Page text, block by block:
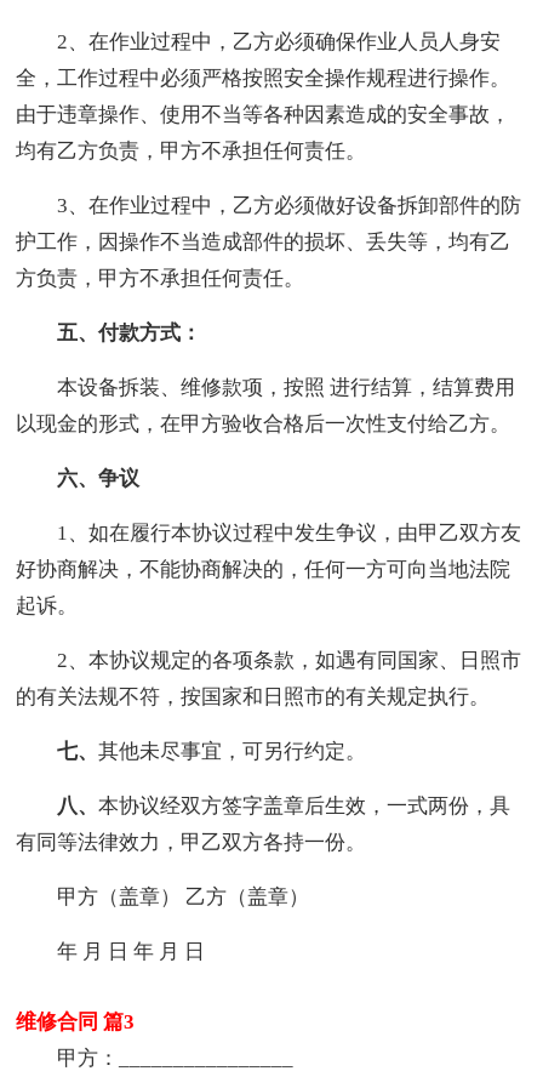
2、在作业过程中，乙方必须确保作业人员人身安
全，工作过程中必须严格按照安全操作规程进行操作。
由于违章操作、使用不当等各种因素造成的安全事故，
均有乙方负责，甲方不承担任何责任。
3、在作业过程中，乙方必须做好设备拆卸部件的防
护工作，因操作不当造成部件的损坏、丢失等，均有乙
方负责，甲方不承担任何责任。
五、付款方式：
本设备拆装、维修款项，按照 进行结算，结算费用
以现金的形式，在甲方验收合格后一次性支付给乙方。
六、争议
1、如在履行本协议过程中发生争议，由甲乙双方友
好协商解决，不能协商解决的，任何一方可向当地法院
起诉。
2、本协议规定的各项条款，如遇有同国家、日照市
的有关法规不符，按国家和日照市的有关规定执行。
七、其他未尽事宜，可另行约定。
八、本协议经双方签字盖章后生效，一式两份，具
有同等法律效力，甲乙双方各持一份。
甲方（盖章） 乙方（盖章）
年 月 日 年 月 日
维修合同 篇3
甲方：________________